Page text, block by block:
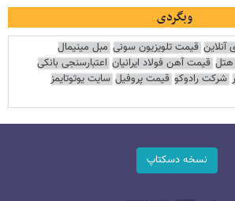
وبگردی
آنلاین قیمت تلویزیون سونی مبل مینیمال
هتل قیمت آهن فولاد ایرانیان اعتبارسنجی بانکی
شرکت رادوکو قیمت پروفیل سایت یوتوتایمز
نسخه دسکتاپ